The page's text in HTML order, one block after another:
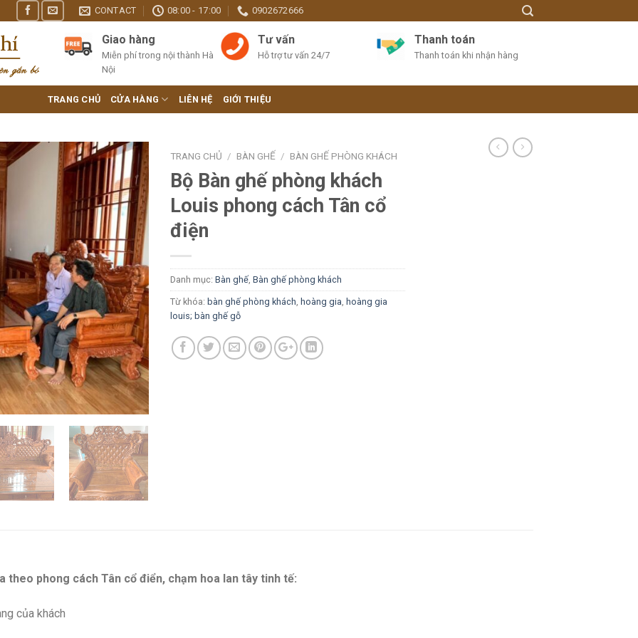
CONTACT 08:00 - 17:00 0902672666
Giao hàng
Miễn phí trong nội thành Hà
Nội
Tư vấn
Hỗ trợ tư vấn 24/7
Thanh toán
Thanh toán khi nhận hàng
TRANG CHỦ CỬA HÀNG LIÊN HỆ GIỚI THIỆU
TRANG CHỦ / BÀN GHẾ / BÀN GHẾ PHÒNG KHÁCH
Bộ Bàn ghế phòng khách
Louis phong cách Tân cổ
điện
Danh mục: Bàn ghế Bàn ghế phòng khách
Từ khóa: bàn ghế phòng khách hoàng gia hoàng gia
louis; bàn ghế gỗ
theo phong cách Tân cổ điển, chạm hoa lan tây tinh tế:
của khách